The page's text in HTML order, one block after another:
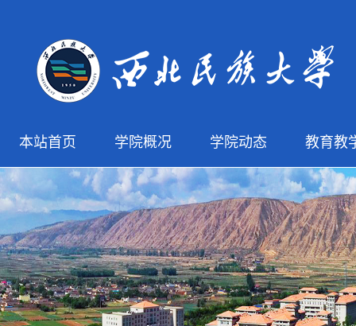
本站首页 学院概况 学院动态 教育教